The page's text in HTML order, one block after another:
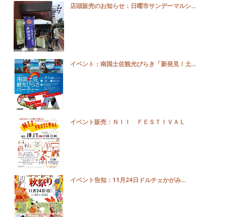
店頭販売のお知らせ：日曜市サンデーマルシ...
イベント：南国土佐観光びらき「新発見！土...
イベント販売：ＮＩＩ ＦＥＳＴＩＶＡＬ
イベント告知：11月24日ドルチェかがみ...